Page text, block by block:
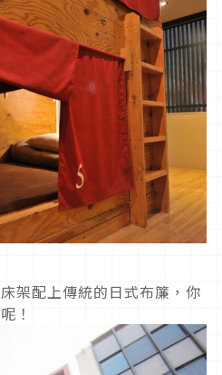
架配上傳統的日式布簾，你
！